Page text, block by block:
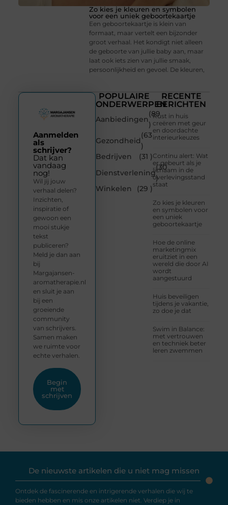
Zo kies je kleuren en symbolen
voor een uniek geboortekaartje
Een geboortekaartje is klein van
formaat, maar vertelt een bijzonder
groot verhaal. Het kondigt niet alleen
de geboorte van jullie baby aan, maar
laat ook iets zien van jullie smaak,
persoonlijkheid en gevoel. De kleuren,
POPULAIRE
ONDERWERPEN
Aanbiedingen
(89
)
Gezondheid
(63
)
Bedrijven
(31 )
Dienstverlening
(30
)
Winkelen
(29 )
RECENTE
BERICHTEN
Rust in huis
creëren met geur
en doordachte
interieurkeuzes
Continu alert: Wat
er gebeurt als je
lichaam in de
overlevingsstand
staat
Zo kies je kleuren
en symbolen voor
een uniek
geboortekaartje
Hoe de online
marketingmix
eruitziet in een
wereld die door AI
wordt
aangestuurd
Huis beveiligen
tijdens je vakantie,
zo doe je dat
Swim in Balance:
met vertrouwen
en techniek beter
leren zwemmen
Aanmelden
als
schrijver?
Dat kan
vandaag
nog!
Wil jij jouw
verhaal delen?
Inzichten,
inspiratie of
gewoon een
mooi stukje
tekst
publiceren?
Meld je dan aan
bij
Margajansen-
aromatherapie.nl
en sluit je aan
bij een
groeiende
community
van schrijvers.
Samen maken
we ruimte voor
echte verhalen.
Begin
met
schrijven
De nieuwste artikelen die u niet mag missen
Ontdek de fascinerende en intrigerende verhalen die wij te
bieden hebben en mis onze artikelen niet. Verdiep je in